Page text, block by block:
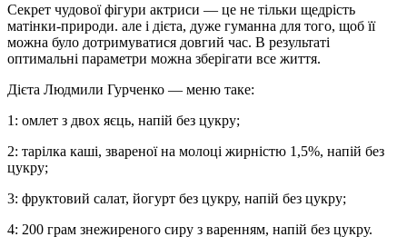
Секрет чудової фігури актриси — це не тільки щедрість
матінки-природи. але і дієта, дуже гуманна для того, щоб її
можна було дотримуватися довгий час. В результаті
оптимальні параметри можна зберігати все життя.
Дієта Людмили Гурченко — меню таке:
1: омлет з двох яєць, напій без цукру;
2: тарілка каші, звареної на молоці жирністю 1,5%, напій без
цукру;
3: фруктовий салат, йогурт без цукру, напій без цукру;
4: 200 грам знежиреного сиру з варенням, напій без цукру.